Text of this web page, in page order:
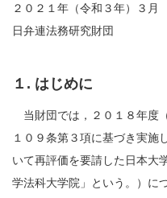
２０２１年（令和３年）３月
日弁連法務研究財団
１. はじめに
当財団では，２０１８年度
１０９条第３項に基づき実施
いて再評価を要請した日本大
学法科大学院」という。）に